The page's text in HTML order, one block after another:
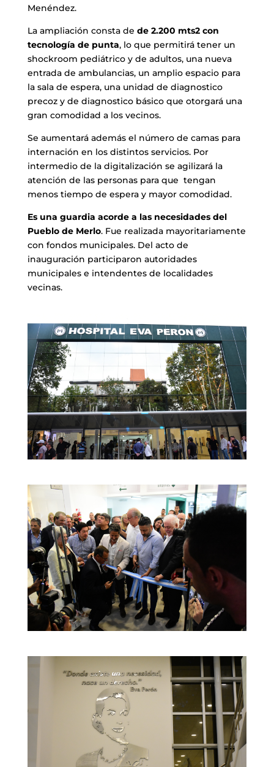
Menéndez.
La ampliación consta de de 2.200 mts2 con
tecnología de punta, lo que permitirá tener un
shockroom pediátrico y de adultos, una nueva
entrada de ambulancias, un amplio espacio para
la sala de espera, una unidad de diagnostico
precoz y de diagnostico básico que otorgará una
gran comodidad a los vecinos.
Se aumentará además el número de camas para
internación en los distintos servicios. Por
intermedio de la digitalización se agilizará la
atención de las personas para que tengan
menos tiempo de espera y mayor comodidad.
Es una guardia acorde a las necesidades del
Pueblo de Merlo. Fue realizada mayoritariamente
con fondos municipales. Del acto de
inauguración participaron autoridades
municipales e intendentes de localidades
vecinas.